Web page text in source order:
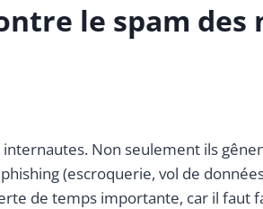
le spam des
Non seulement ils
(escroquerie, vol de
de temps importante, car il faut